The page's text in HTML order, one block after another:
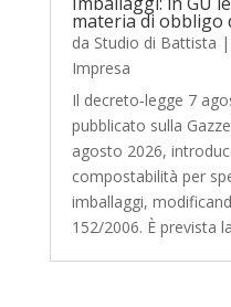
materia di obbligo
da Studio di Battista |
Impresa
Il decreto‑legge 7
pubblicato sulla
agosto 2026,
compostabilità per
imballaggi,
152/2006. È prevista